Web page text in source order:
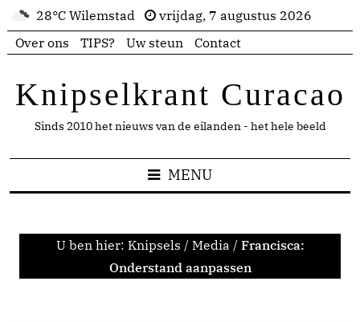
28°C Wilemstad
vrijdag, 7 augustus 2026
Over ons
TIPS? Uw steun Contact
Knipselkrant Curacao
Sinds 2010 het nieuws van de eilanden - het hele beeld
MENU
U ben hier: Knipsels / Media / Francisca:
Onderstand aanpassen